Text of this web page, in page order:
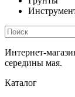
Интернет-
середины мая.
Каталог